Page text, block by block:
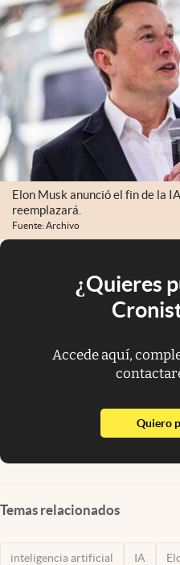
Elon Musk anunció el fin de la
reemplazará.
Fuente: Archivo
¿Quieres
Accede aquí,
Quiero
Temas relacionados
inteligencia artificial IA